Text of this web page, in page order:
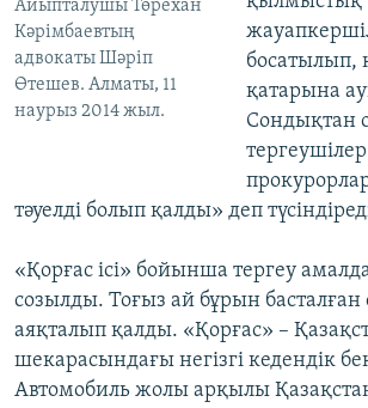
Айыпталушы Төрехан
Кәрімбаевтың
адвокаты Шәріп
Өтешев. Алматы, 11
наурыз 2014 жыл.
босатылып,
қатарына
Сондықтан
тәуелді болып қалды» деп
«Қорғас ісі» бойынша тергеу
созылды. Тоғыз ай бұрын басталған
аяқталып қалды. «Қорғас» –
шекарасындағы негізгі кедендік
Автомобиль жолы арқылы